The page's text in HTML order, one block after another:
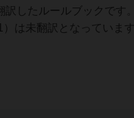
したルールブックです
は未翻訳となっていま